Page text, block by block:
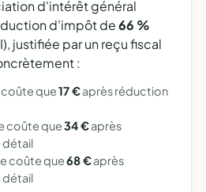
d'intérêt général
d'impôt de66 %
justifiée par un reçu fiscal
:
coûte que17 €après réduction
coûte que34 €après
détail
coûte que68 €après
détail